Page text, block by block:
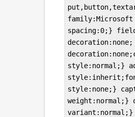
spacing:0;}
decoration:none;
style:normal;}
style:none;}
weight:normal;}